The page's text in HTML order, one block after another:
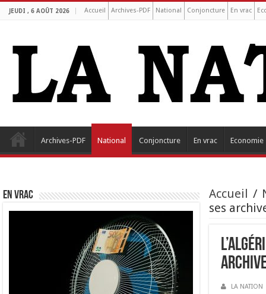
JEUDI , 6 AOÛT 2026 Accueil Archives-PDF National Conjoncture En vrac
Archives-PDF National Conjoncture En vrac Economie
Accueil /
ses
LA NATION
EN VRAC